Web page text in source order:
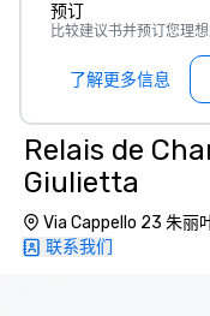
预订
比较建议书并预订您理
了解更多信息
Relais de
Giulietta
Via Cappello 23 朱丽
联系我们